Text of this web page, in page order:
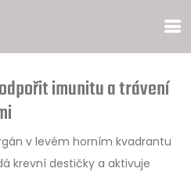
imunitu a trávení
v levém horním kvadrantu
krevní destičky a aktivuje